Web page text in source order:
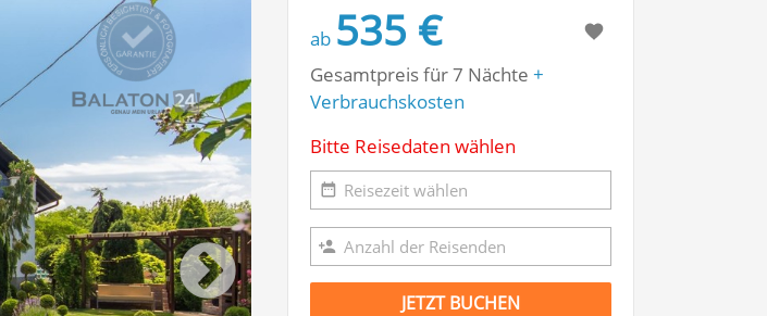
ab 535 €
Gesamtpreis für 7 Nächte +
Verbrauchskosten
Bitte Reisedaten wählen
JETZT BUCHEN